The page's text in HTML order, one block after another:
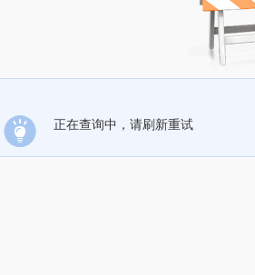
正在查询中，请刷新重试